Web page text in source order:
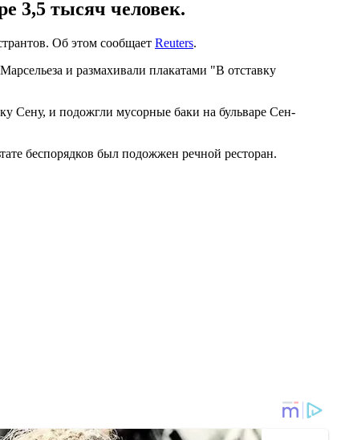
3,5 тысяч человек.
Об этом сообщает Reuters.
и размахивали плакатами "В отставку
Сену, и подожгли мусорные баки на бульваре Сен-
беспорядков был подожжен речной ресторан.